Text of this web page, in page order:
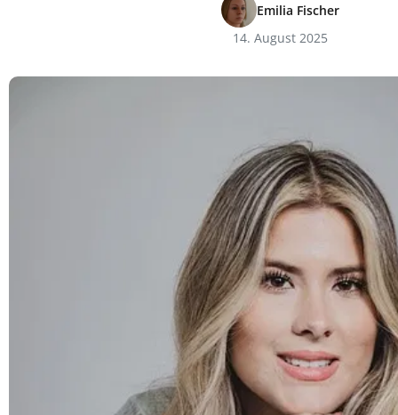
Emilia Fischer
14. August 2025